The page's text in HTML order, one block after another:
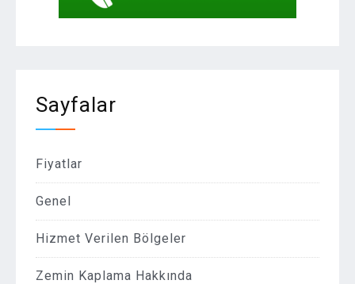
Sayfalar
Fiyatlar
Genel
Hizmet Verilen Bölgeler
Zemin Kaplama Hakkında